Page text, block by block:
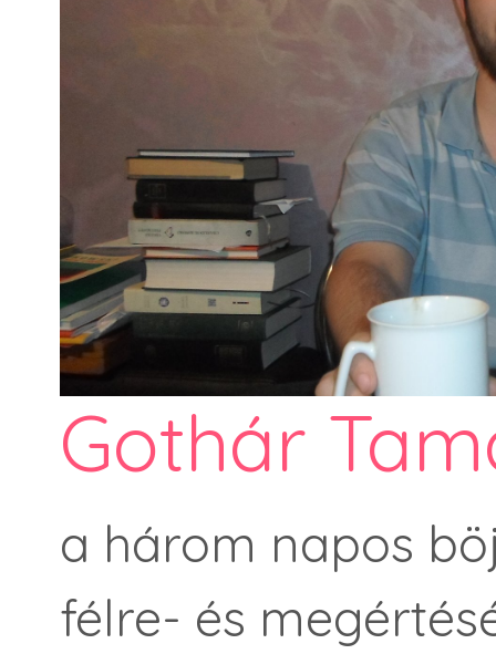
Gothár
a három napos
félre- és